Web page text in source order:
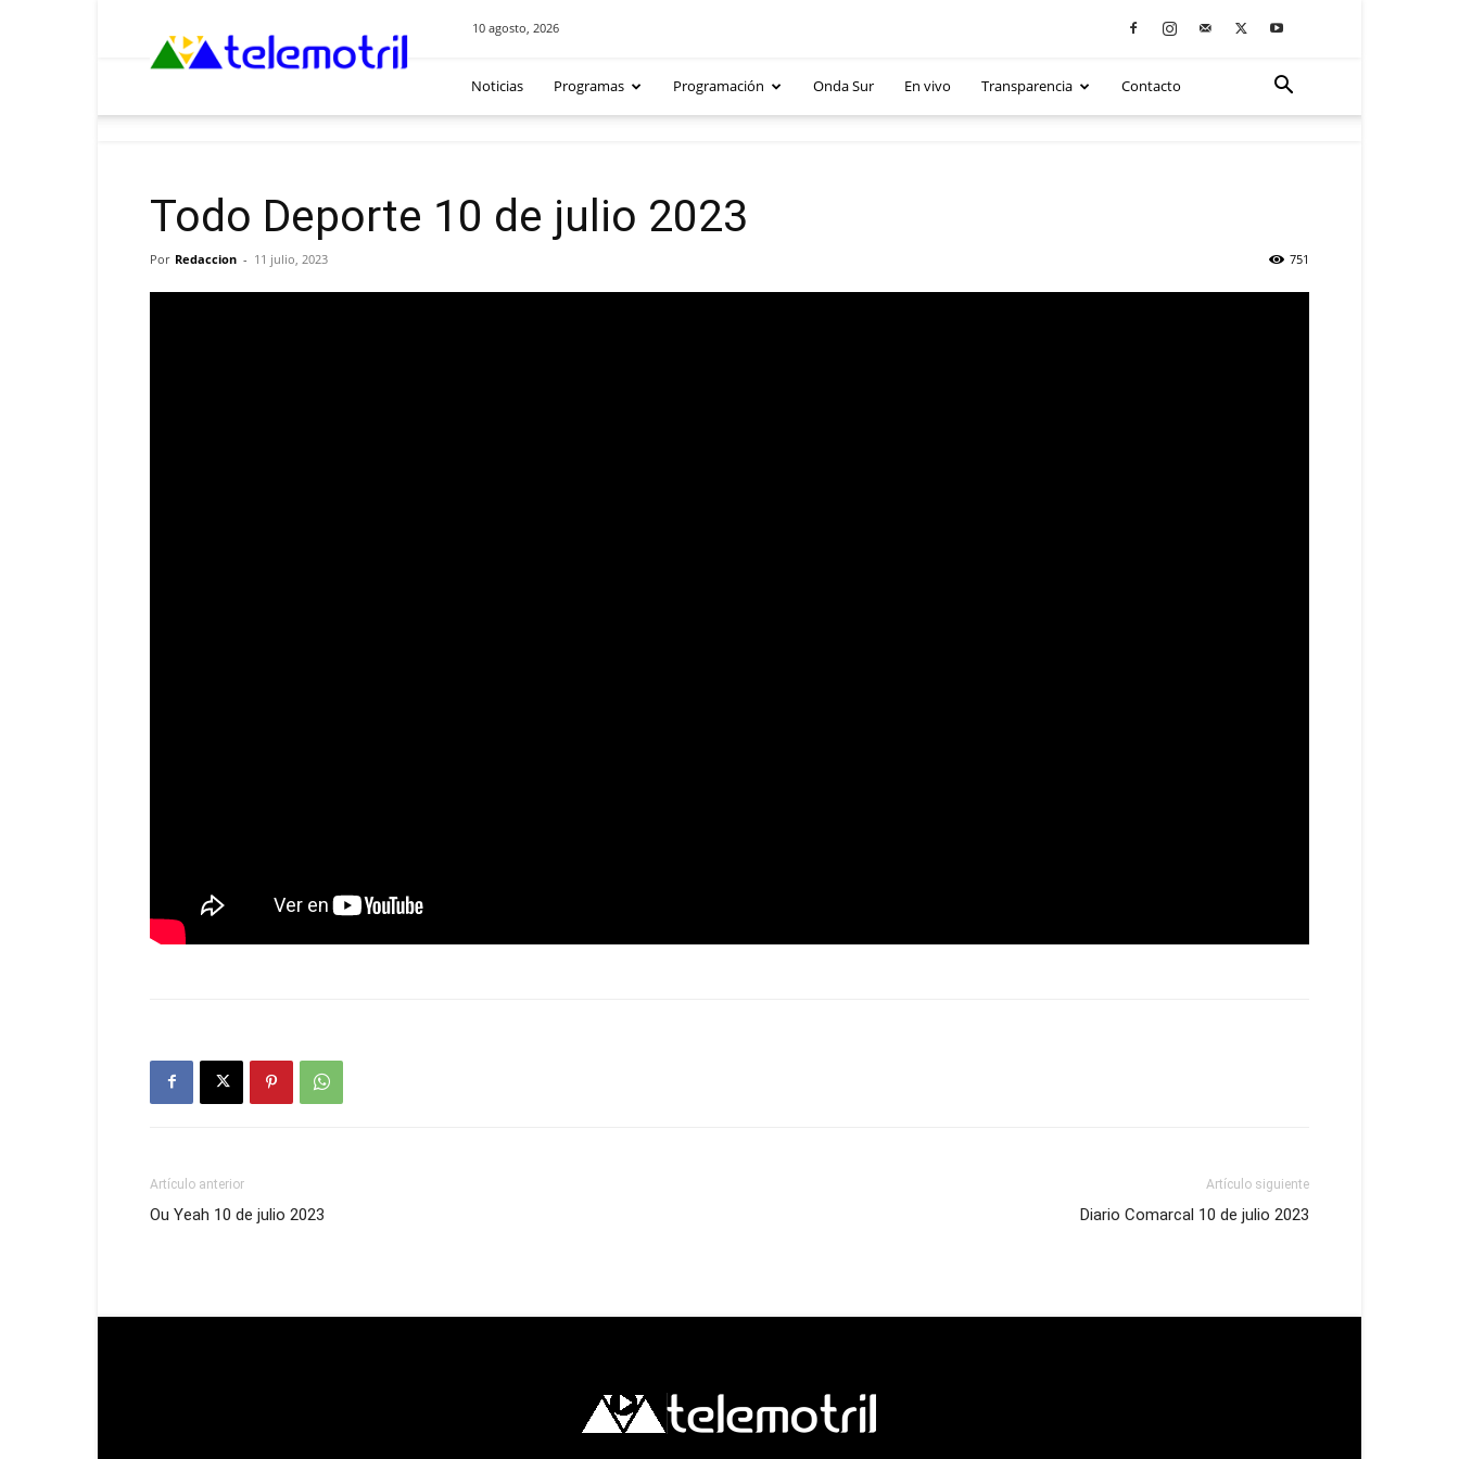
10 agosto, 2026
Noticias Programas Programación Onda Sur En vivo Transparencia Contacto
Todo Deporte 10 de julio 2023
Por Redaccion - 11 julio, 2023 751
Artículo anterior
Ou Yeah 10 de julio 2023
Artículo siguiente
Diario Comarcal 10 de julio 2023